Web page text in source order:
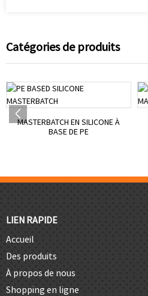
Catégories de produits
MASTERBATCH EN SILICONE À
BASE DE PE
LIEN RAPIDE
Accueil
Des produits
À propos de nous
Shopping en ligne